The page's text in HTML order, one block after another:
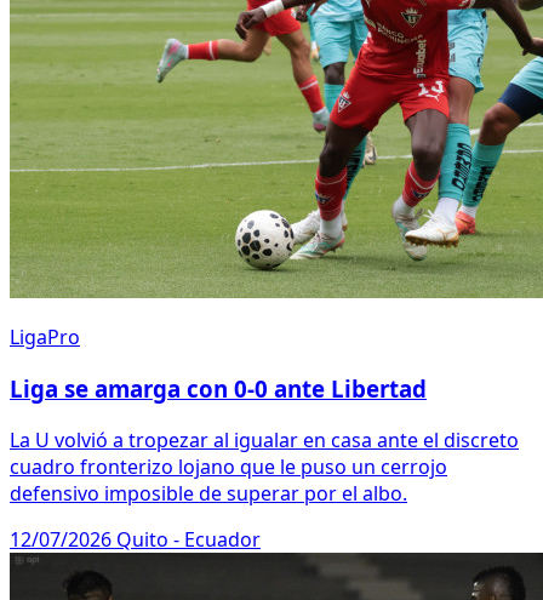
LigaPro
Liga se amarga con 0-0 ante Libertad
La U volvió a tropezar al igualar en casa ante el discreto
cuadro fronterizo lojano que le puso un cerrojo
defensivo imposible de superar por el albo.
12/07/2026 Quito - Ecuador